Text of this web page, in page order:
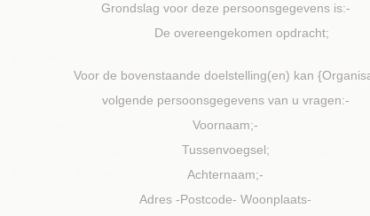
Grondslag voor deze persoonsgegevens
De overeengekomen opdracht;
Voor de bovenstaande doelstelling(en) kan
volgende persoonsgegevens van u
Voornaam;-
Tussenvoegsel;
Achternaam;-
Adres -Postcode- Woonplaats-